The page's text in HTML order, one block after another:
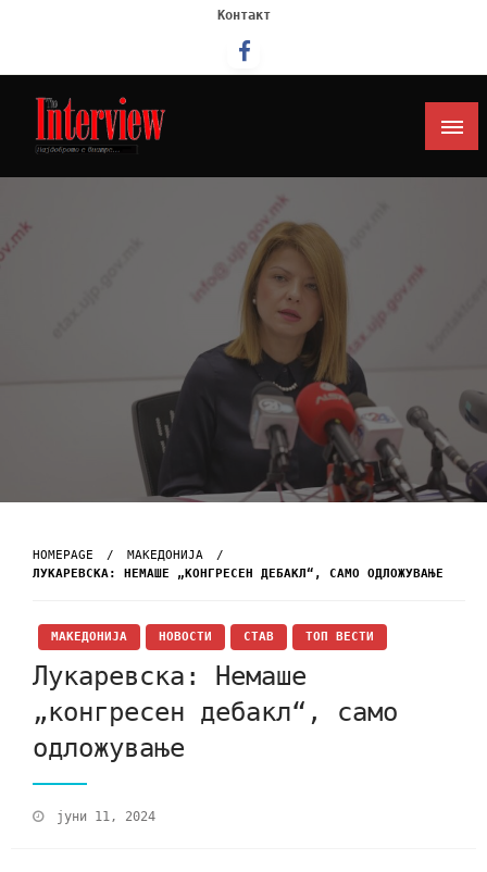
Контакт
Интервју
HOMEPAGE
МАКЕДОНИЈА
ЛУКАРЕВСКА: НЕМАШЕ „КОНГРЕСЕН ДЕБАКЛ“, САМО ОДЛОЖУВАЊЕ
МАКЕДОНИЈА НОВОСТИ СТАВ ТОП ВЕСТИ
Лукаревска: Немаше
„конгресен дебакл“, само
одложување
јуни 11, 2024